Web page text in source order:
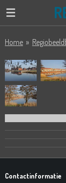
Ga
de
Home »
Contactinformatie